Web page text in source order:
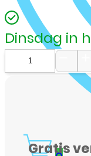
Dinsdag in
XSSIVE
naar
USB-Gratis